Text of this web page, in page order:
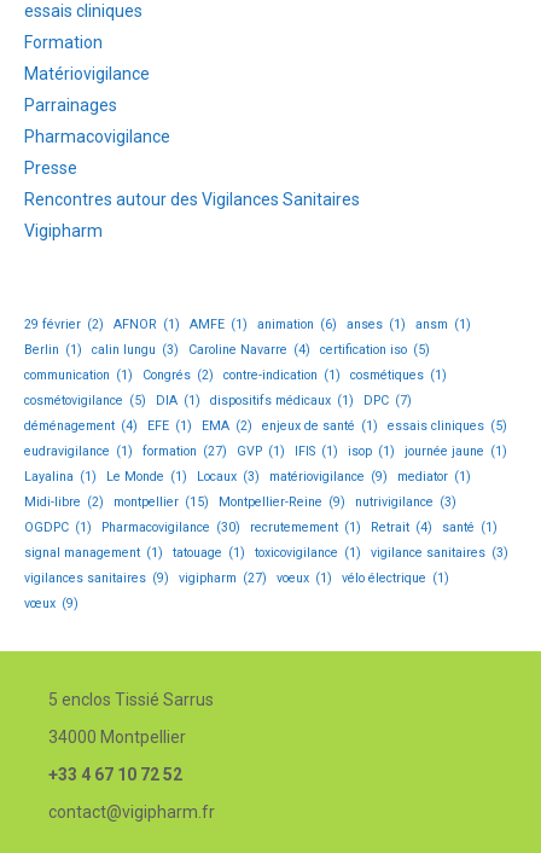
essais cliniques
Formation
Matériovigilance
Parrainages
Pharmacovigilance
Presse
Rencontres autour des Vigilances Sanitaires
Vigipharm
29 février (2) AFNOR (1) AMFE (1) animation (6) anses (1) ansm (1)
Berlin (1) calin lungu (3) Caroline Navarre (4) certification iso (5)
communication (1) Congrés (2) contre-indication (1) cosmétiques (1)
cosmétovigilance (5) DIA (1) dispositifs médicaux (1) DPC (7)
déménagement (4) EFE (1) EMA (2) enjeux de santé (1) essais cliniques (5)
eudravigilance (1) formation (27) GVP (1) IFIS (1) isop (1) journée jaune (1)
Layalina (1) Le Monde (1) Locaux (3) matériovigilance (9) mediator (1)
Midi-libre (2) montpellier (15) Montpellier-Reine (9) nutrivigilance (3)
OGDPC (1) Pharmacovigilance (30) recrutemement (1) Retrait (4) santé (1)
signal management (1) tatouage (1) toxicovigilance (1) vigilance sanitaires (3)
vigilances sanitaires (9) vigipharm (27) voeux (1) vélo électrique (1)
vœux (9)
5 enclos Tissié Sarrus
34000 Montpellier
+33 4 67 10 72 52
contact@vigipharm.fr